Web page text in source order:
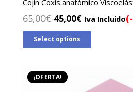
Cojín Coxis anatómico
65,00€ El
precio
original
65,00€.
45,00€El
precio
Iva Incluido
Select options
¡OFERTA!